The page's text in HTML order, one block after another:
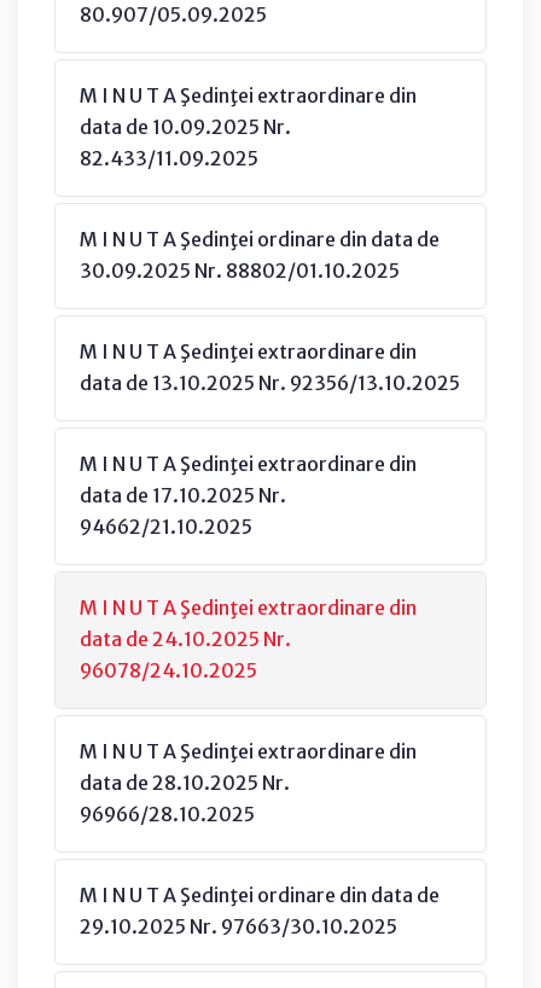
80.907/05.09.2025
M I N U T A Şedinţei extraordinare din
data de 10.09.2025 Nr.
82.433/11.09.2025
M I N U T A Şedinţei ordinare din data de
30.09.2025 Nr. 88802/01.10.2025
M I N U T A Şedinţei extraordinare din
data de 13.10.2025 Nr. 92356/13.10.2025
M I N U T A Şedinţei extraordinare din
data de 17.10.2025 Nr.
94662/21.10.2025
M I N U T A Şedinţei extraordinare din
data de 24.10.2025 Nr.
96078/24.10.2025
M I N U T A Şedinţei extraordinare din
data de 28.10.2025 Nr.
96966/28.10.2025
M I N U T A Şedinţei ordinare din data de
29.10.2025 Nr. 97663/30.10.2025